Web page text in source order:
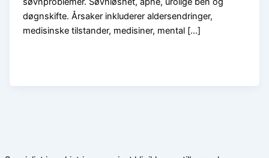
døgnskifte. Årsaker inkluderer aldersendringer,
medisinske tilstander, medisiner, mental […]